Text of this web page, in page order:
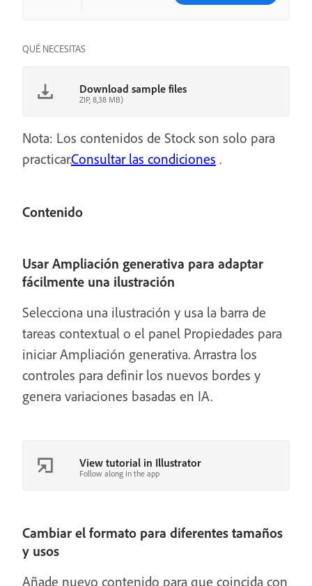
QUÉ NECESITAS
Download sample files
ZIP, 8,38 MB)
Nota: Los contenidos de Stock son solo para
practicar.Consultar las condiciones .
Contenido
Usar Ampliación generativa para adaptar
fácilmente una ilustración
Selecciona una ilustración y usa la barra de
tareas contextual o el panel Propiedades para
iniciar Ampliación generativa. Arrastra los
controles para definir los nuevos bordes y
genera variaciones basadas en IA.
View tutorial in Illustrator
Follow along in the app
Cambiar el formato para diferentes tamaños
y usos
Añade nuevo contenido para que coincida con